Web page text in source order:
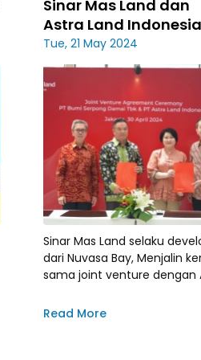
Sinar Mas Land dan
Astra Land Indonesia
Jalin Kerja Sama
Strategis,
Kawasan Residensial
Baru
Tue, 21 May 2024
Sinar Mas Land selaku
dari Nuvasa Bay, Menjalin
sama joint venture dengan
mengembangkan klaster
Read More